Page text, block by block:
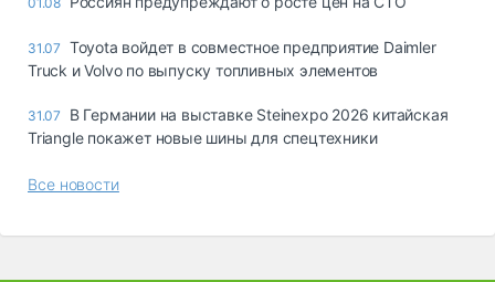
31.07 Toyota войдет в совместное предприятие Daimler
Truck и Volvo по выпуску топливных элементов
31.07
В Германии на выставке Steinexpo 2026 китайская
Triangle покажет новые шины для спецтехники
Все новости